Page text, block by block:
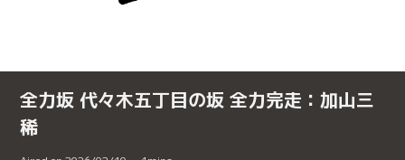
全力坂 代々木五丁目の坂 全力完走：加山三
稀